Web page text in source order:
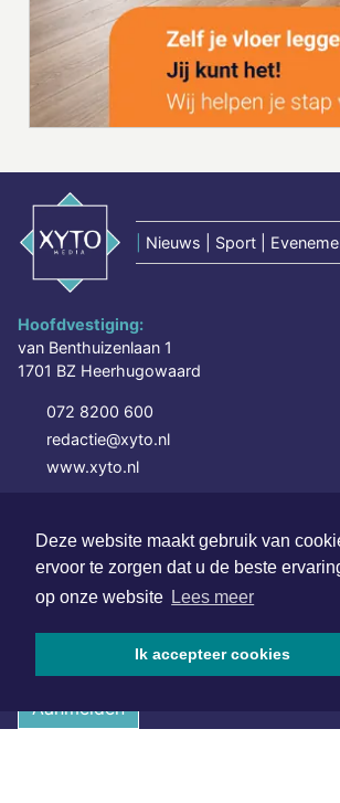
Deze website maakt gebruik van
ervoor te zorgen dat u de beste
op onze website Lees meer
Ik accepteer cookies
Nieuws | Sport |
Hoofdvestiging:
van Benthuizenlaan 1
1701 BZ Heerhugowaard
072 8200 600
redactie@xyto.nl
www.xyto.nl
NIEUWSBRIEF AANMELDEN
Schrijf je in voor onze nieuwsbrief en krijg
samenvatting van alle gebeurtenissen uit
Aanmelden